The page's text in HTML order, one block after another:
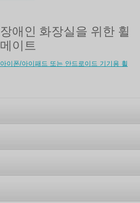
장애인 화장실을 위한 휠
메이트
아이폰/아이패드 또는 안드로이드 기기용 휠